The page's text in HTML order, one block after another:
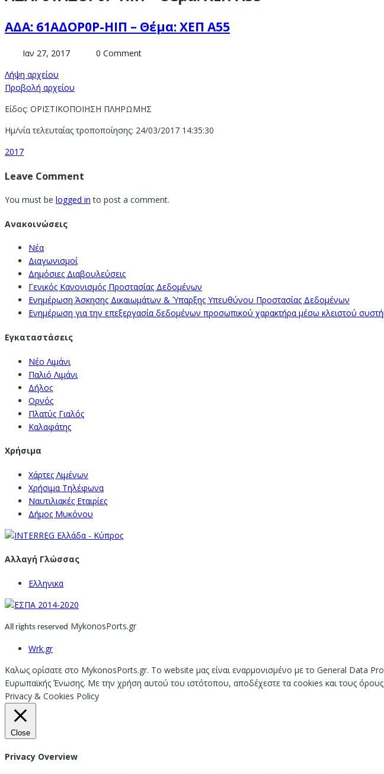
ΑΔΑ: 61ΑΔΟΡ0Ρ-ΗΙΠ – Θέμα: ΧΕΠ Α55
Ιαν 27, 2017
0 Comment
Λήψη αρχείου
Προβολή αρχείου
Είδος: ΟΡΙΣΤΙΚΟΠΟΙΗΣΗ ΠΛΗΡΩΜΗΣ
Ημ/νία τελευταίας τροποποίησης: 24/03/2017 14:35:30
2017
Leave Comment
You must be logged in to post a comment.
Ανακοινώσεις
Νέα
Διαγωνισμοί
Δημόσιες Διαβουλεύσεις
Γενικός Κανονισμός Προστασίας Δεδομένων
Ενημέρωση Άσκησης Δικαιωμάτων & Ύπαρξης Υπευθύνου Προστασίας Δεδομένων
Ενημέρωση για την επεξεργασία δεδομένων προσωπικού χαρακτήρα μέσω κλειστού
Εγκαταστάσεις
Νέο Λιμάνι
Παλιό Λιμάνι
Δήλος
Ορνός
Πλατύς Γιαλός
Καλαφάτης
Χρήσιμα
Χάρτες Λιμένων
Χρήσιμα Τηλέφωνα
Ναυτιλιακές Εταιρίες
Δήμος Μυκόνου
Αλλαγή Γλώσσας
Ελληνικα
All rights reserved MykonosPorts.gr
Wrk.gr
Καλως ορίσατε στο MykonosPorts.gr. Το website μας είναι εναρμονισμένο με το General Data
Ευρωπαϊκής Ένωσης. Με την χρήση αυτού του ιστότοπου, αποδέχεστε τα cookies και τους
Privacy & Cookies Policy
Close
Privacy Overview